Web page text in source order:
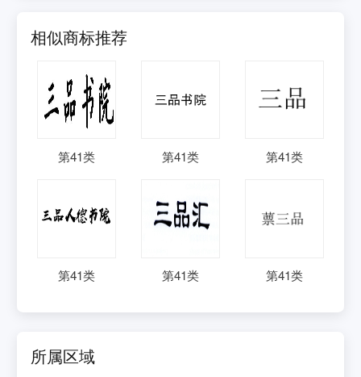
相似商标推荐
第41类 第41类 第41类
第41类 第41类 第41类
所属区域